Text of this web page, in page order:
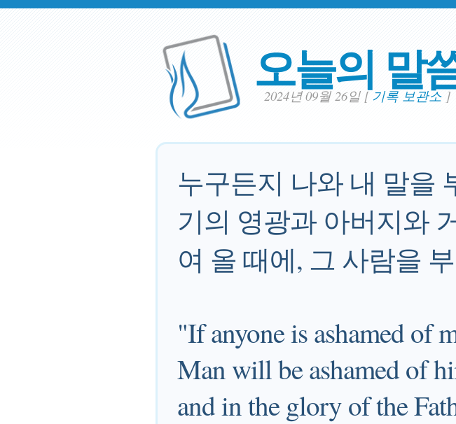
오늘의 말
2024년 09월 26일 [기록 보관소]
누구든지 나와 내 말을
기의 영광과 아버지와
여 올 때에, 그 사람을
"If anyone is ashamed of
Man will be ashamed of
and in the glory of the